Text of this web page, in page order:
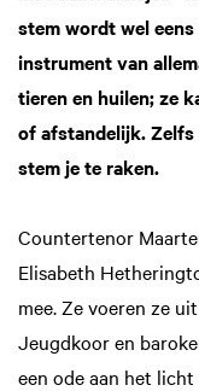
stem wordt wel
instrument van
tieren en huilen; ze
of afstandelijk. Zelfs
stem je te raken.
Countertenor
Elisabeth
mee. Ze voeren ze
Jeugdkoor en
een ode aan het